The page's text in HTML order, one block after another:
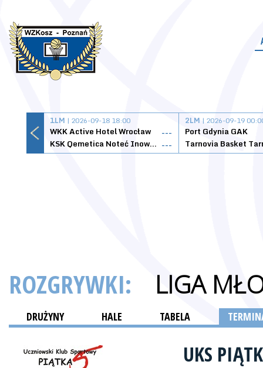
1LM | 2026-09-18 18:00
WKK Active Hotel Wrocław
---
KSK Qemetica Noteć Inowrocław ---
2LM | 2026-09-19
Port Gdynia GAK
ROZGRYWKI: LIGA
DRUŻYNY HALE TABELA
UKS